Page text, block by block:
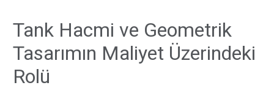
Tank Hacmi ve Geometrik
Tasarımın Maliyet Üzerindeki
Rolü